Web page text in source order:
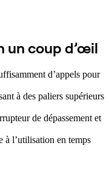
un coup d’œil
d’appels pour
à des paliers supérieurs
de dépassement et
à l’utilisation en temps